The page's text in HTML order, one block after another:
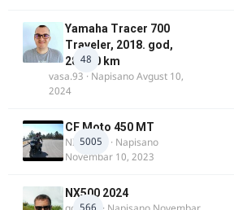
48
Yamaha Tracer 700
Traveler, 2018. god,
28.100 km
vasa.93 · NapisanoAvgust 10,
2024
5005
CF Moto 450 MT
NIKOLA 1
· Napisano
Novembar 10, 2023
566
NX500 2024